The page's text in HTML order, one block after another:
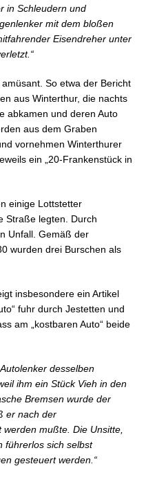
in Schleudern und
mit dem bloßen
Eisendreher unter
So etwa der Bericht
aus Winterthur, die nachts
abkamen und deren Auto
aus dem Graben
vornehmen Winterthurer
ein „20-Frankenstück in
einige Lottstetter
Straße legten. Durch
Unfall. Gemäß der
wurden drei Burschen als
insbesondere ein Artikel
fuhr durch Jestetten und
am „kostbaren Auto“ beide
desselben
ihm ein Stück Vieh in den
Bremsen wurde der
er nach der
mußte. Die Unsitte,
führerlos sich selbst
gesteuert werden.“